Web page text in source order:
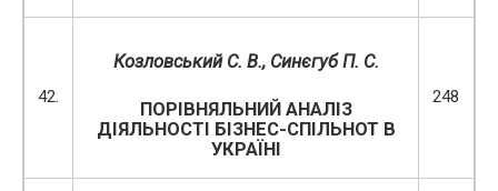
42.
Козловський С. В., Синєгуб П. С.
ПОРІВНЯЛЬНИЙ АНАЛІЗ
ДІЯЛЬНОСТІ БІЗНЕС-СПІЛЬНОТ В
УКРАЇНІ
248